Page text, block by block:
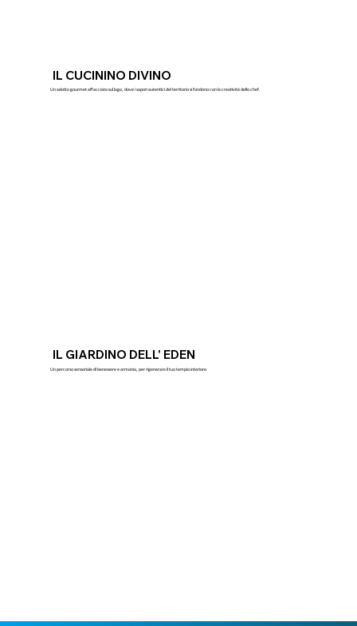
IL CUCININO DIVINO
Un salotto gourmet affacciato sul lago, dove i sapori autentici del territorio si fondono con la creatività dello chef.
IL GIARDINO DELL' EDEN
Un percorso sensoriale di benessere e armonia, per rigenerare il tuo tempio interiore.